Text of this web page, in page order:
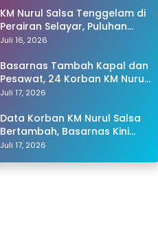
KM Nurul Salsa Tenggelam di
Perairan Selayar, Puluhan
Penumpang Masih Hilang
Juli 16, 2026
Basarnas Tambah Kapal dan
Pesawat, 24 Korban KM Nurul
Salsa Masih Dicari
Juli 17, 2026
Data Korban KM Nurul Salsa
Bertambah, Basarnas Kini
Cari 25 Orang yang Masih
Juli 17, 2026